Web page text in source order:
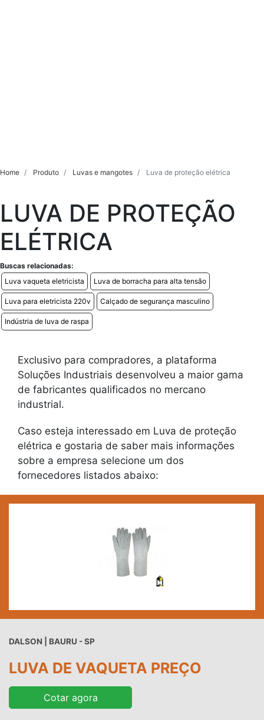
Home Produto Luvas e mangotes Luva de proteção elétrica
LUVA DE PROTEÇÃO
ELÉTRICA
Buscas relacionadas:
Luva vaqueta eletricista
Luva de borracha para alta tensão
Luva para eletricista 220v Calçado de segurança masculino
Indústria de luva de raspa
Exclusivo para compradores, a plataforma
Soluções Industriais desenvolveu a maior gama
de fabricantes qualificados no mercano
industrial.
Caso esteja interessado em Luva de proteção
elétrica e gostaria de saber mais informações
sobre a empresa selecione um dos
fornecedores listados abaixo:
DALSON | BAURU - SP
LUVA DE VAQUETA PREÇO
Cotar agora